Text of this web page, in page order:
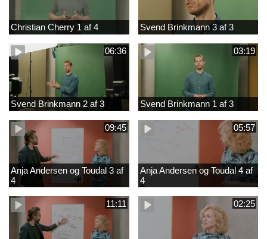
Christian Cherry 1 af 4 Svend Brinkmann 3 af 3
06:36
Svend Brinkmann 2 af 3
03:19
Svend Brinkmann 1 af 3
09:45
Anja Andersen og Toudal 3 af
4
05:57
Anja Andersen og Toudal 4 af
4
11:11 02:25